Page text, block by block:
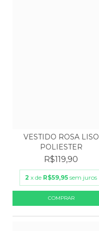
VESTIDO ROSA LISO
POLIESTER
R$119,90
2 x de R$59,95 sem juros